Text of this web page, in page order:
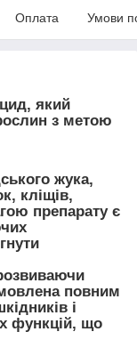
Оплата Умови
який
з метою
жука,
кліщів,
препарату є
повним
і
функцій, що